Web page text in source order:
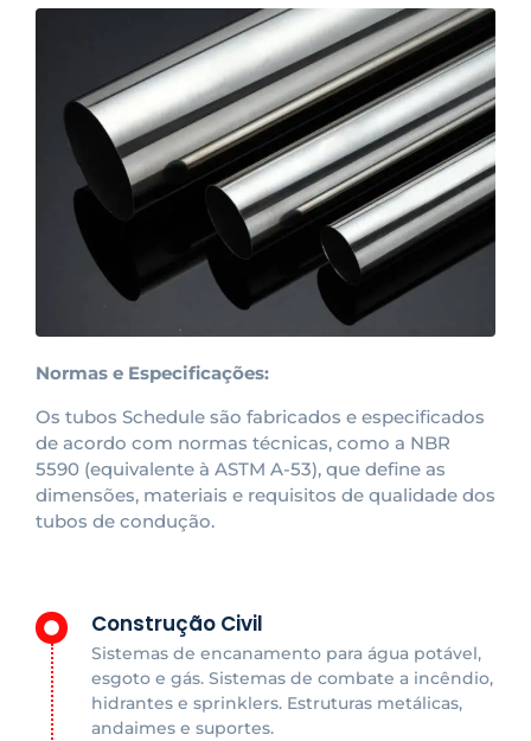
Normas e Especificações:
Os tubos Schedule são fabricados e especificados
de acordo com normas técnicas, como a NBR
5590 (equivalente à ASTM A-53), que define as
dimensões, materiais e requisitos de qualidade dos
tubos de condução.
Construção Civil
Sistemas de encanamento para água potável,
esgoto e gás. Sistemas de combate a incêndio,
hidrantes e sprinklers. Estruturas metálicas,
andaimes e suportes.